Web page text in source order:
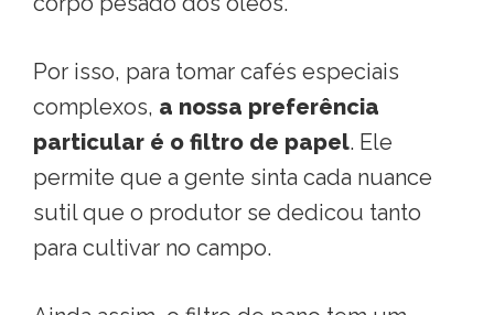
Por isso, para tomar cafés especiais
complexos, a nossa preferência
particular é o filtro de papel. Ele
permite que a gente sinta cada nuance
sutil que o produtor se dedicou tanto
para cultivar no campo.